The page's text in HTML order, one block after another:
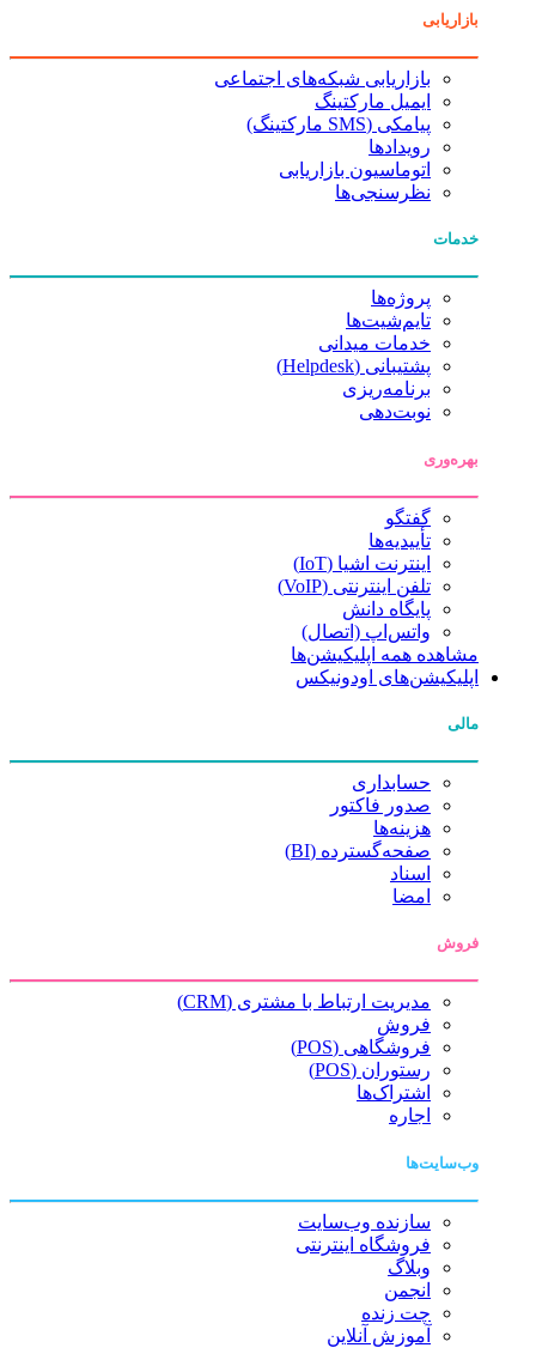
بازاریابی
بازاریابی شبکه‌های اجتماعی
ایمیل مارکتینگ
پیامکی (SMS مارکتینگ)
رویدادها
اتوماسیون بازاریابی
نظرسنجی‌ها
خدمات
پروژه‌ها
تایم‌شیت‌ها
خدمات میدانی
پشتیبانی (Helpdesk)
برنامه‌ریزی
نوبت‌دهی
بهره‌وری
گفتگو
تأییدیه‌ها
اینترنت اشیا (IoT)
تلفن اینترنتی (VoIP)
پایگاه دانش
واتس‌اپ (اتصال)
مشاهده همه اپلیکیشن‌ها
اپلیکیشن‌های اودونیکس
مالی
حسابداری
صدور فاکتور
هزینه‌ها
صفحه‌گسترده (BI)
اسناد
امضا
فروش
مدیریت ارتباط با مشتری (CRM)
فروش
فروشگاهی (POS)
رستوران (POS)
اشتراک‌ها
اجاره
وب‌سایت‌ها
سازنده وب‌سایت
فروشگاه اینترنتی
وبلاگ
انجمن
چت زنده
آموزش آنلاین